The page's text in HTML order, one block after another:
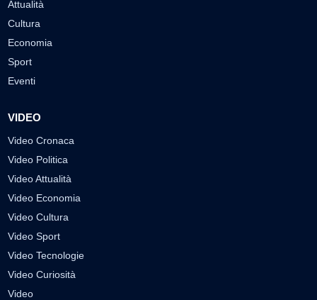
Attualità
Cultura
Economia
Sport
Eventi
VIDEO
Video Cronaca
Video Politica
Video Attualità
Video Economia
Video Cultura
Video Sport
Video Tecnologie
Video Curiosità
Video